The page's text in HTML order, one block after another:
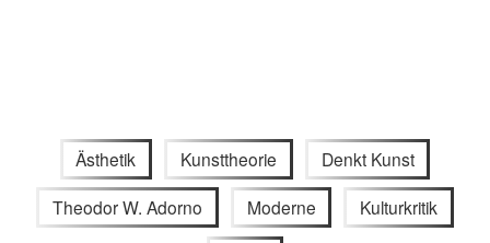
Ästhetik Kunsttheorie Denkt Kunst
Theodor W. Adorno Moderne Kulturkritik